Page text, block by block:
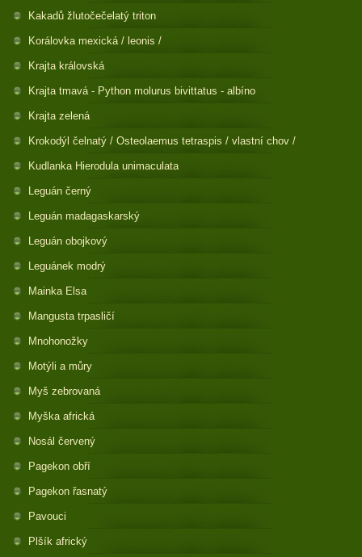
Kakadů žlutočečelatý triton
Korálovka mexická / leonis /
Krajta královská
Krajta tmavá - Python molurus bivittatus - albíno
Krajta zelená
Krokodýl čelnatý / Osteolaemus tetraspis / vlastní chov /
Kudlanka Hierodula unimaculata
Leguán černý
Leguán madagaskarský
Leguán obojkový
Leguánek modrý
Mainka Elsa
Mangusta trpasličí
Mnohonožky
Motýli a můry
Myš zebrovaná
Myška africká
Nosál červený
Pagekon obří
Pagekon řasnatý
Pavouci
Plšík africký